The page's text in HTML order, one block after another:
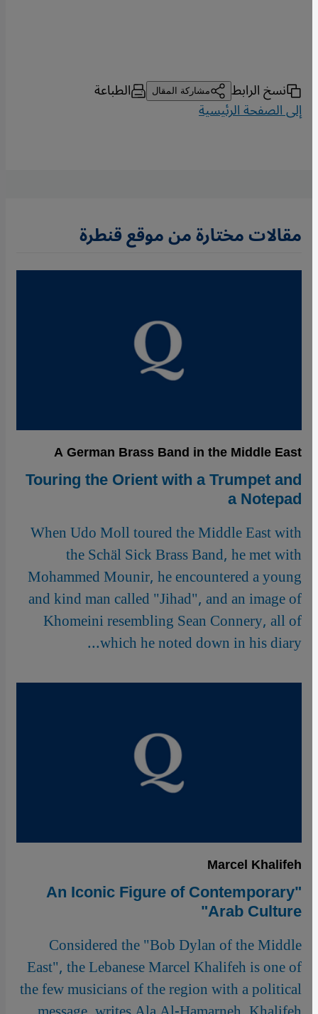
نسخ الرابط مشاركة المقال الطباعة
إلى الصفحة الرئيسية
مقالات مختارة من موقع قنطرة
A German Brass Band in the Middle East
Touring the Orient with a Trumpet and
a Notepad
When Udo Moll toured the Middle East with
the Schäl Sick Brass Band, he met with
Mohammed Mounir, he encountered a young
and kind man called "Jihad", and an image of
Khomeini resembling Sean Connery, all of
which he noted down in his diary...
Marcel Khalifeh
"An Iconic Figure of Contemporary
Arab Culture"
Considered the "Bob Dylan of the Middle
East", the Lebanese Marcel Khalifeh is one of
the few musicians of the region with a political